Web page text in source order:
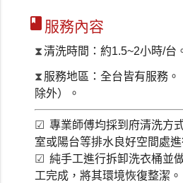
class 服務內容
⧗清洗時間：約1.5~2小時/台
⧗ 服務地區： 全台皆有服務。
除外）
。
☑ 專業師傅均採到府清洗方
室或陽台等排水良好空間處進
☑ 純手工進行拆卸洗衣桶並
工完成，將其環境恢復整潔。